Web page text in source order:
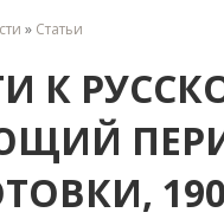
» Статьи
К